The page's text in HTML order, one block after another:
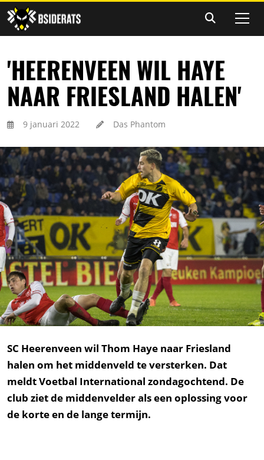
'HEERENVEEN WIL HAYE
NAAR FRIESLAND HALEN'
9 januari 2022 Das Phantom
SC Heerenveen wil Thom Haye naar Friesland
halen om het middenveld te versterken. Dat
meldt Voetbal International zondagochtend. De
club ziet de middenvelder als een oplossing voor
de korte en de lange termijn.